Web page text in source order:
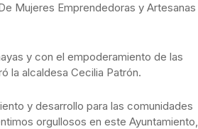
Mujeres Emprendedoras y Artesanas
y con el empoderamiento de las
la alcaldesa Cecilia Patrón.
y desarrollo para las comunidades
orgullosos en este Ayuntamiento,